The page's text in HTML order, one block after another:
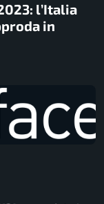
l’Italia
in